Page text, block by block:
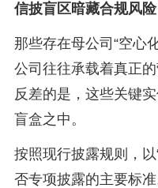
信披盲区暗藏合规风险
那些存在母公司“空心
公司往往承载着真正
反差的是，这些关键
盲盒之中。
按照现行披露规则，
否专项披露的主要标